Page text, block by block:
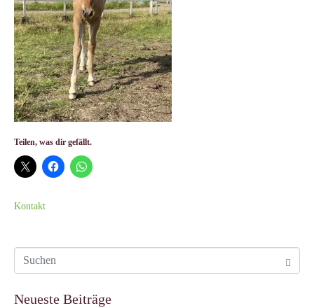
Teilen, was dir gefällt.
Kontakt
Neueste Beiträge